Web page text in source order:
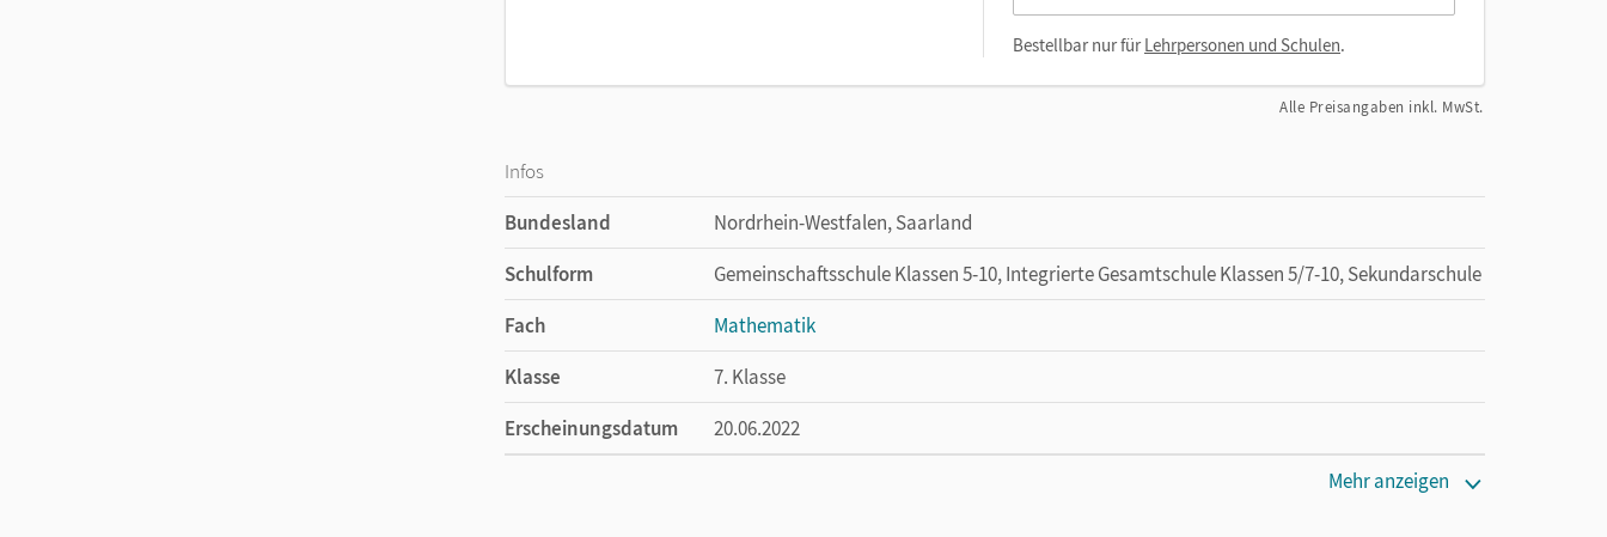
Bestellbar nur fürLehrpersonen und Schulen.
Alle Preisangaben inkl. MwSt.
Infos
Bundesland
Nordrhein-Westfalen, Saarland
Schulform
Gemeinschaftsschule Klassen 5-10, Integrierte Gesamtschule Klassen 5/7-10, Sekundarschule
Fach
Mathematik
Klasse
7. Klasse
Erscheinungsdatum
20.06.2022
Mehr anzeigen